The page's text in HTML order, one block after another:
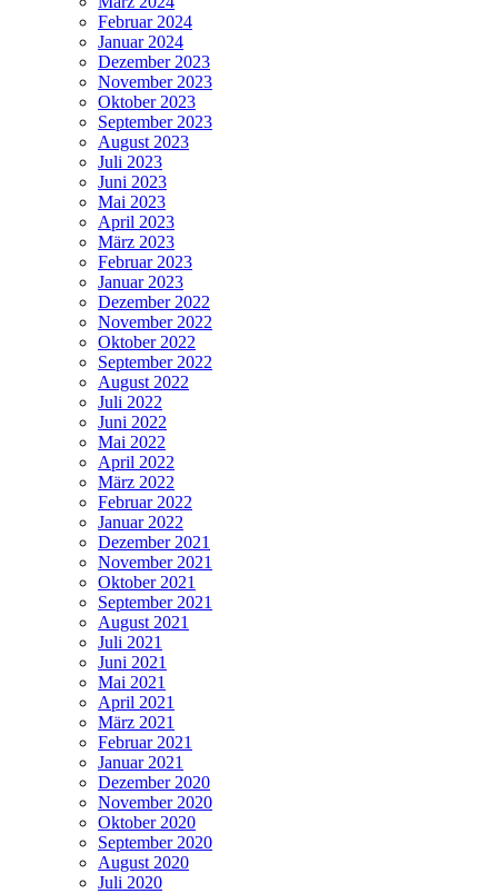
Februar 2024
Januar 2024
Dezember 2023
November 2023
Oktober 2023
September 2023
August 2023
Juli 2023
Juni 2023
Mai 2023
April 2023
März 2023
Februar 2023
Januar 2023
Dezember 2022
November 2022
Oktober 2022
September 2022
August 2022
Juli 2022
Juni 2022
Mai 2022
April 2022
März 2022
Februar 2022
Januar 2022
Dezember 2021
November 2021
Oktober 2021
September 2021
August 2021
Juli 2021
Juni 2021
Mai 2021
April 2021
März 2021
Februar 2021
Januar 2021
Dezember 2020
November 2020
Oktober 2020
September 2020
August 2020
Juli 2020